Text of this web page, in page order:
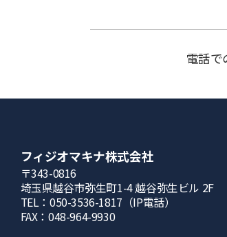
電話で
フィジオマキナ株式会社
〒343-0816
埼⽟県越⾕市弥⽣町1-4 越⾕弥⽣ビル 2F
TEL：050-3536-1817（IP電話）
FAX：048-964-9930